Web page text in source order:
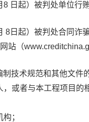
8 日起）被判处单位行
8 日起）被判处合同诈
网站（
技术规范和其他文件
，或者与本工程项目
；